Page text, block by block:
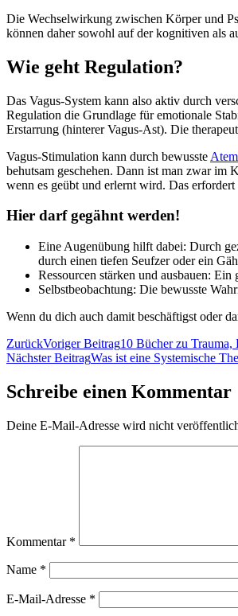
Die Wechselwirkung zwischen Körper und
können daher sowohl auf der kognitiven als
Wie geht Regulation?
Das Vagus-System kann also aktiv durch
Regulation die Grundlage für emotionale
Erstarrung (hinterer Vagus-Ast). Die
Vagus-Stimulation kann durch bewusste
behutsam geschehen. Dann ist man zwar im
wenn es geübt und erlernt wird. Das
Hier darf gegähnt werden!
Eine Augenübung hilft dabei: Durch
durch einen tiefen Seufzer oder ein
Ressourcen stärken und ausbauen:
Selbstbeobachtung: Die bewusste
Wenn du dich auch damit beschäftigst oder
ZurückVoriger Beitrag10 Bücher zu
Nächster BeitragWas ist eine Systemische
Schreibe einen Kommentar
Deine E-Mail-Adresse wird nicht
Kommentar *
Name *
E-Mail-Adresse *